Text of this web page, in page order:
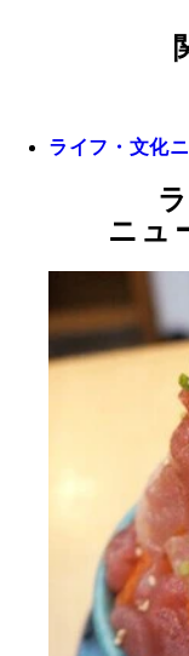
ライフ・文化
ニュ